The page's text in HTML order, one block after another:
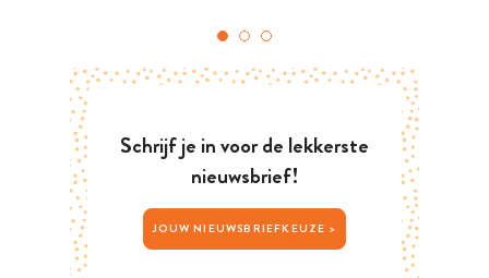
Schrijf je in voor de lekkerste
nieuwsbrief!
JOUW NIEUWSBRIEFKEUZE >